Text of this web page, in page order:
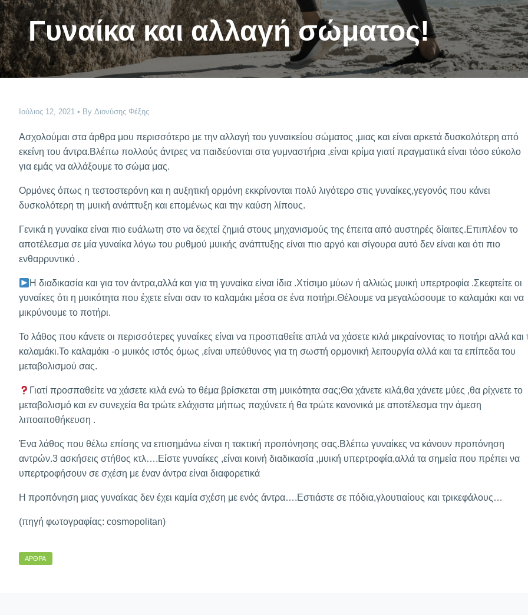
Γυναίκα και αλλαγή σώματος!
Ιούλιος 12, 2021 By Διονύσης Φέξης
Ασχολούμαι στα άρθρα μου περισσότερο με την αλλαγή του γυναικείου σώματος ,μιας και είναι αρκετά δυσκολότερη από
εκείνη του άντρα.Βλέπω πολλούς άντρες να παιδεύονται στα γυμναστήρια ,είναι κρίμα γιατί πραγματικά είναι τόσο εύκολο
για εμάς να αλλάξουμε το σώμα μας.
Ορμόνες όπως η τεστοστερόνη και η αυξητική ορμόνη εκκρίνονται πολύ λιγότερο στις γυναίκες,γεγονός που κάνει
δυσκολότερη τη μυική ανάπτυξη και επομένως και την καύση λίπους.
Γενικά η γυναίκα είναι πιο ευάλωτη στο να δεχτεί ζημιά στους μηχανισμούς της έπειτα από αυστηρές δίαιτες.Επιπλέον το
αποτέλεσμα σε μία γυναίκα λόγω του ρυθμού μυικής ανάπτυξης είναι πιο αργό και σίγουρα αυτό δεν είναι και ότι πιο
ενθαρρυντικό .
Η διαδικασία και για τον άντρα,αλλά και για τη γυναίκα είναι ίδια .Χτίσιμο μύων ή αλλιώς μυική υπερτροφία .Σκεφτείτε οι
γυναίκες ότι η μυικότητα που έχετε είναι σαν το καλαμάκι μέσα σε ένα ποτήρι.Θέλουμε να μεγαλώσουμε το καλαμάκι και να
μικρύνουμε το ποτήρι.
Το λάθος που κάνετε οι περισσότερες γυναίκες είναι να προσπαθείτε απλά να χάσετε κιλά μικραίνοντας το ποτήρι αλλά και
καλαμάκι.Το καλαμάκι -ο μυικός ιστός όμως ,είναι υπεύθυνος για τη σωστή ορμονική λειτουργία αλλά και τα επίπεδα του
μεταβολισμού σας.
Γιατί προσπαθείτε να χάσετε κιλά ενώ το θέμα βρίσκεται στη μυικότητα σας;Θα χάνετε κιλά,θα χάνετε μύες ,θα ρίχνετε το
μεταβολισμό και εν συνεχεία θα τρώτε ελάχιστα μήπως παχύνετε ή θα τρώτε κανονικά με αποτέλεσμα την άμεση
λιποαποθήκευση .
Ένα λάθος που θέλω επίσης να επισημάνω είναι η τακτική προπόνησης σας.Βλέπω γυναίκες να κάνουν προπόνηση
αντρών.3 ασκήσεις στήθος κτλ….Είστε γυναίκες ,είναι κοινή διαδικασία ,μυική υπερτροφία,αλλά τα σημεία που πρέπει να
υπερτροφήσουν σε σχέση με έναν άντρα είναι διαφορετικά
Η προπόνηση μιας γυναίκας δεν έχει καμία σχέση με ενός άντρα….Εστιάστε σε πόδια,γλουτιαίους και τρικεφάλους…
(πηγή φωτογραφίας: cosmopolitan)
ΆΡΘΡΑ